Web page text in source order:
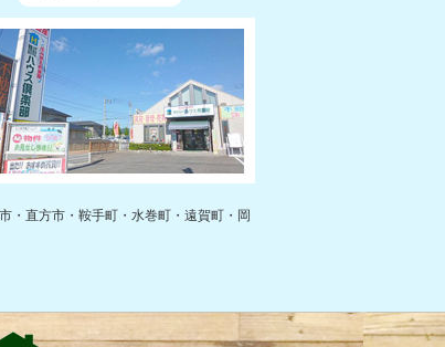
・直方市・鞍手町・水巻町・遠賀町・岡